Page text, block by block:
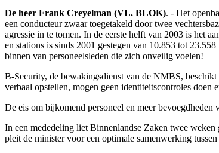
De heer Frank Creyelman (VL. BLOK). - Het
een conducteur zwaar toegetakeld door twee
agressie in te tomen. In de eerste helft van 2003 is het
en stations is sinds 2001 gestegen van 10.853 tot
binnen van personeelsleden die zich onveilig voelen!
B-Security, de bewakingsdienst van de NMBS, beschikt
verbaal opstellen, mogen geen identiteitscontroles
De eis om bijkomend personeel en meer bevoegdheden
In een mededeling liet Binnenlandse Zaken twee
pleit de minister voor een optimale samenwerking